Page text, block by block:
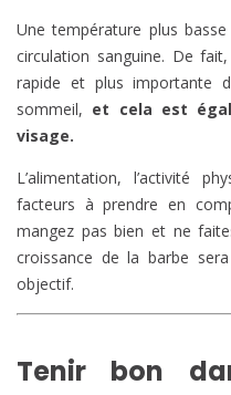
Une température plus
circulation sanguine. De
rapide et plus importante
sommeil, et cela est
visage.
L’alimentation, l’activité
facteurs à prendre en
mangez pas bien et ne
croissance de la barbe
objectif.
Tenir bon